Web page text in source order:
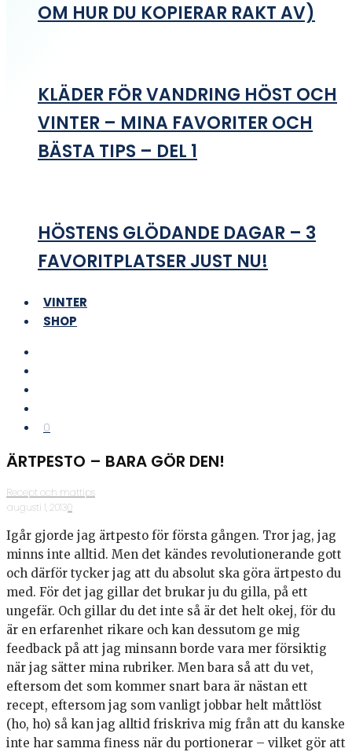
OM HUR DU KOPIERAR RAKT AV)
KLÄDER FÖR VANDRING HÖST OCH
VINTER – MINA FAVORITER OCH
BÄSTA TIPS – DEL 1
HÖSTENS GLÖDANDE DAGAR – 3
FAVORITPLATSER JUST NU!
VINTER
SHOP
0
ÄRTPESTO – BARA GÖR DEN!
Recept och mattips
·augusti 1, 2013·0
Igår gjorde jag ärtpesto för första gången. Tror jag, jag
minns inte alltid. Men det kändes revolutionerande gott
och därför tycker jag att du absolut ska göra ärtpesto du
med. För det jag gillar det brukar ju du gilla, på ett
ungefär. Och gillar du det inte så är det helt okej, för du
är en erfarenhet rikare och kan dessutom ge mig
feedback på att jag minsann borde vara mer försiktig
när jag sätter mina rubriker. Men bara så att du vet,
eftersom det som kommer snart bara är nästan ett
recept, eftersom jag som vanligt jobbar helt måttlöst
(ho, ho) så kan jag alltid friskriva mig från att du kanske
inte har samma finess när du portionerar – vilket gör att